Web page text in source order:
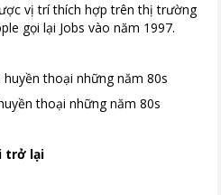
vị trí thích hợp trên thị trường
gọi lại Jobs vào năm 1997.
thoại những năm 80s
trở lại